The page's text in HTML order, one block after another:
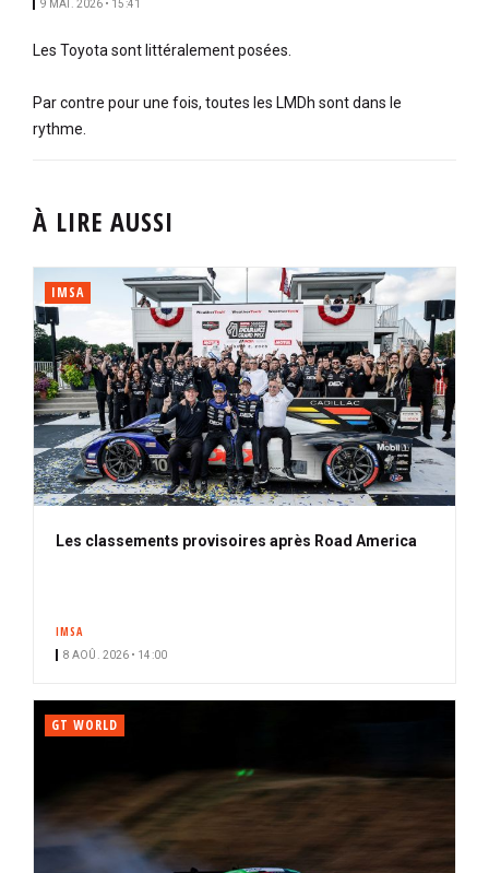
9 MAI. 2026 • 15:41
Les Toyota sont littéralement posées.
Par contre pour une fois, toutes les LMDh sont dans le
rythme.
À LIRE AUSSI
IMSA
Les classements provisoires après Road America
IMSA
8 AOÛ. 2026 • 14:00
GT WORLD